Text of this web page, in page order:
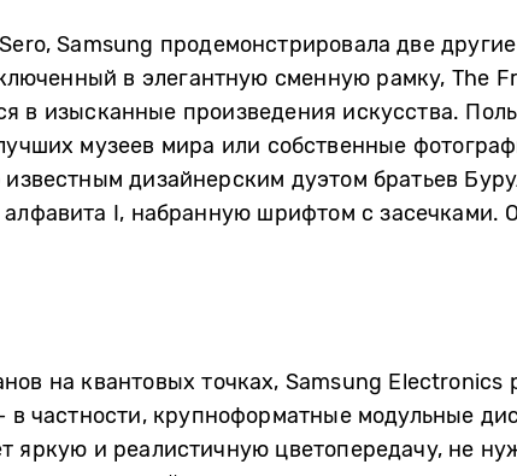
Samsung продемонстрировала две
в элегантную сменную рамку, The
в изысканные произведения искусства.
музеев мира или собственные
дизайнерским дуэтом братьев
алфавита I, набранную шрифтом с засечками.
на квантовых точках, Samsung Electronics
в частности, крупноформатные модульные
яркую и реалистичную цветопередачу, не